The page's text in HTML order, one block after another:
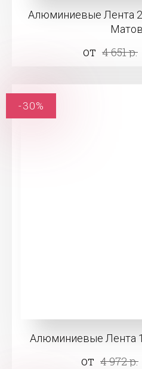
Алюминиевые Лента
от 4 651 р.
Алюминиевые Лента
от 4 972 р.
-30%